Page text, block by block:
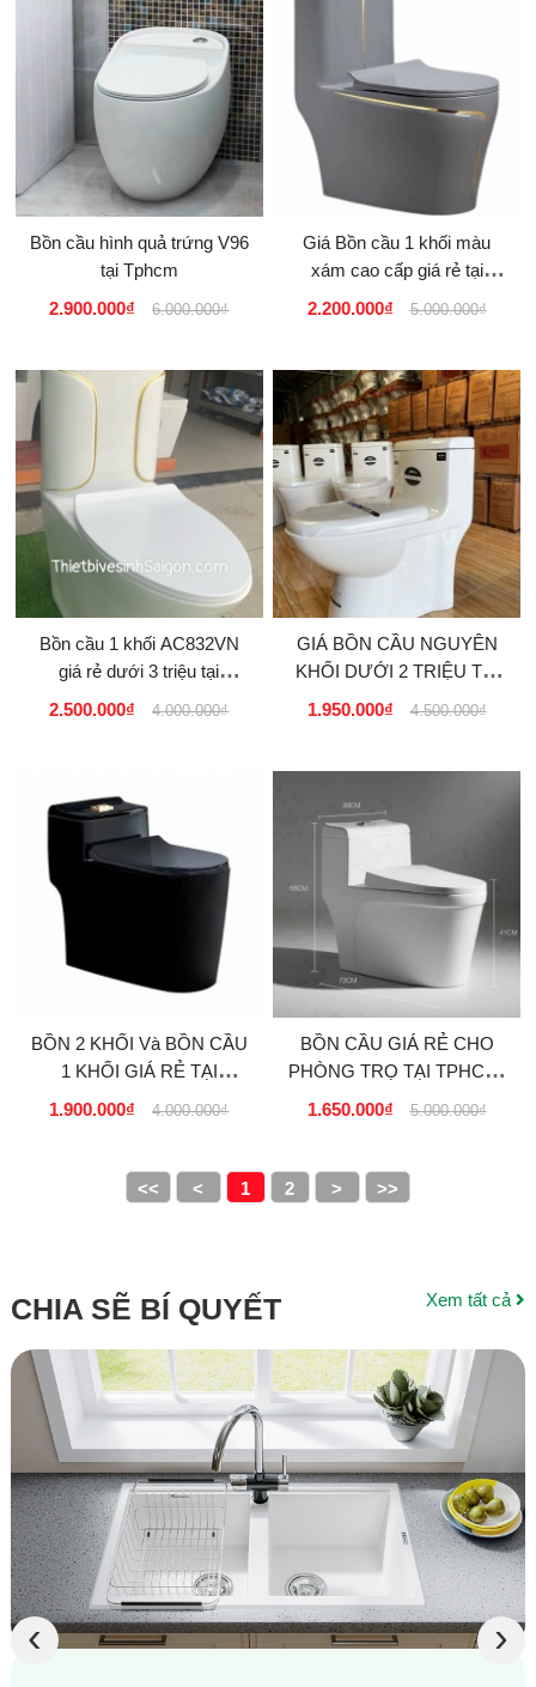
Bồn cầu hình quả trứng V96
tại Tphcm
2.900.000₫
6.000.000₫
Giá Bồn cầu 1 khối màu
xám cao cấp giá rẻ tại
Tphcm, Hà Nội
2.200.000₫ 5.000.000₫
Bồn cầu 1 khối AC832VN
giá rẻ dưới 3 triệu tại
TPHCM
2.500.000₫ 4.000.000₫
GIÁ BỒN CẦU NGUYÊN
KHỐI DƯỚI 2 TRIỆU TẠI
TPHCM, HÀ NỘI, HẢI
1.950.000₫ 4.500.000₫
BỒN 2 KHỐI Và BỒN CẦU
1 KHỐI GIÁ RẺ TẠI
TPHCM, HÀ NỘI
1.900.000₫ 4.000.000₫
BỒN CẦU GIÁ RẺ CHO
PHÒNG TRỌ TẠI TPHCM,
HÀ NỘI, ĐÀ NẴNG, BÌNH
1.650.000₫ 5.000.000₫
<< < 1 2 > >>
CHIA SẼ BÍ QUYẾT Xem tất cả
‹ ›